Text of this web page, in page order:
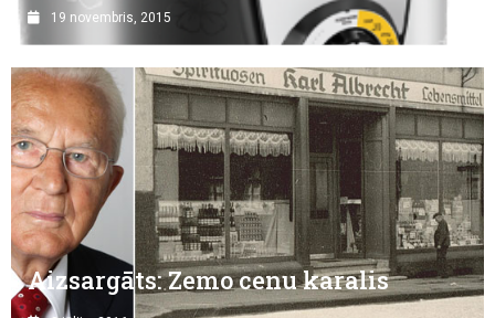
19 novembris, 2015
Aizsargāts: Zemo cenu karalis